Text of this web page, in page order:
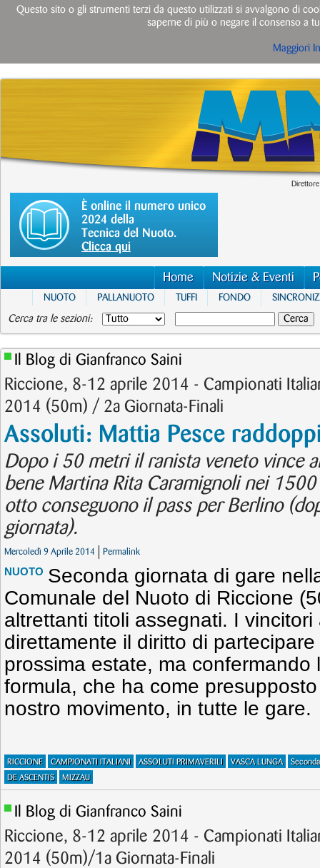
È online il numero unico
2024 della
Tecnica del Nuoto.
Clicca qui
Home Notizie & Eventi
NUOTO PALLANUOTO TUFFI FONDO
Cerca tra le sezioni:
Il Blog di Gianfranco Saini
Riccione, 8-12 aprile 2014 - Campionati
2014 (50m) / 2a Giornata-Finali
Assoluti: Mattia Pesce
Dopo i 50 metri il ranista veneto vince
bene Martina Rita Caramignoli nei
otto conseguono il pass per Berlino
giornata).
Mercoledì 9 Aprile 2014 Permalink
NUOTO Seconda giornata di gare
Comunale del Nuoto di Riccione
altrettanti titoli assegnati. I vincitori
direttamente il diritto di
prossima estate, ma confermando
formula, che ha come
nostro movimento, in tutte le gare.
RICCIONE CAMPIONATI ITALIANI ASSOLUTI PRIMAVERILI VASCA LUNGA
DE ASCENTIS
MIZZAU
Il Blog di Gianfranco Saini
Riccione, 8-12 aprile 2014 - Campionati
2014 (50m)/1a Giornata-Finali
Questo sito o gli strumenti terzi da questo utilizzati si avvalgono di
saperne di più o negare il consenso a
Maggiori